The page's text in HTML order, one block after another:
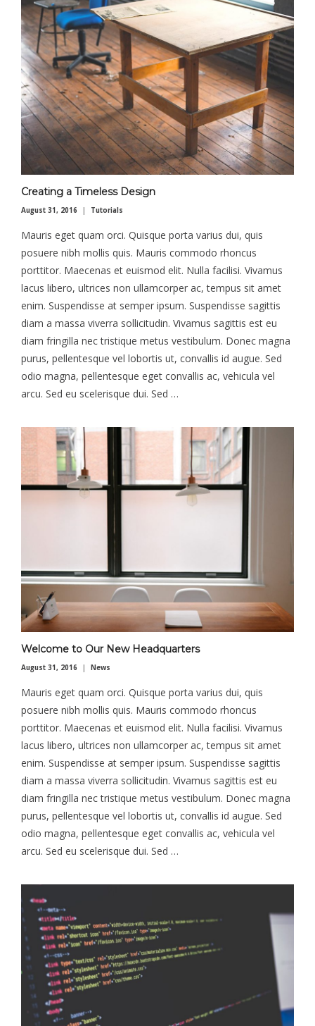
Creating a Timeless Design
August 31, 2016 Tutorials
Mauris eget quam orci. Quisque porta varius dui, quis
posuere nibh mollis quis. Mauris commodo rhoncus
porttitor. Maecenas et euismod elit. Nulla facilisi. Vivamus
lacus libero, ultrices non ullamcorper ac, tempus sit amet
enim. Suspendisse at semper ipsum. Suspendisse sagittis
diam a massa viverra sollicitudin. Vivamus sagittis est eu
diam fringilla nec tristique metus vestibulum. Donec magna
purus, pellentesque vel lobortis ut, convallis id augue. Sed
odio magna, pellentesque eget convallis ac, vehicula vel
arcu. Sed eu scelerisque dui. Sed …
Welcome to Our New Headquarters
August 31, 2016 News
Mauris eget quam orci. Quisque porta varius dui, quis
posuere nibh mollis quis. Mauris commodo rhoncus
porttitor. Maecenas et euismod elit. Nulla facilisi. Vivamus
lacus libero, ultrices non ullamcorper ac, tempus sit amet
enim. Suspendisse at semper ipsum. Suspendisse sagittis
diam a massa viverra sollicitudin. Vivamus sagittis est eu
diam fringilla nec tristique metus vestibulum. Donec magna
purus, pellentesque vel lobortis ut, convallis id augue. Sed
odio magna, pellentesque eget convallis ac, vehicula vel
arcu. Sed eu scelerisque dui. Sed …